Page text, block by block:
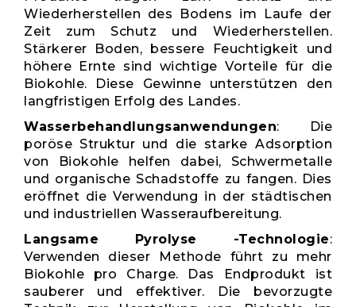
Wiederherstellen des Bodens im Laufe der
Zeit zum Schutz und Wiederherstellen.
Stärkerer Boden, bessere Feuchtigkeit und
höhere Ernte sind wichtige Vorteile für die
Biokohle. Diese Gewinne unterstützen den
langfristigen Erfolg des Landes.
Wasserbehandlungsanwendungen: Die
poröse Struktur und die starke Adsorption
von Biokohle helfen dabei, Schwermetalle
und organische Schadstoffe zu fangen. Dies
eröffnet die Verwendung in der städtischen
und industriellen Wasseraufbereitung.
Langsame Pyrolyse -Technologie:
Verwenden dieser Methode führt zu mehr
Biokohle pro Charge. Das Endprodukt ist
sauberer und effektiver. Die bevorzugte